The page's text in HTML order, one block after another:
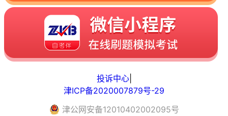
投诉中心|
津ICP备2020007879号-29
津公网安备12010402002095号